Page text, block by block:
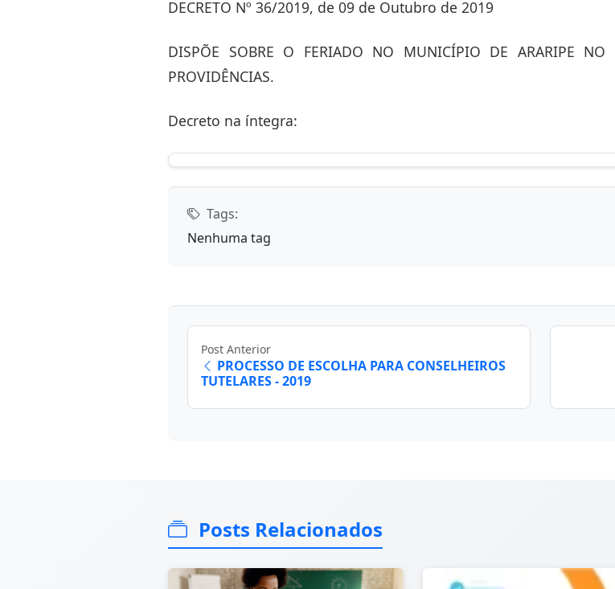
DECRETO Nº 36/2019, de 09 de Outubro de 2019
DISPÕE SOBRE O FERIADO NO MUNICÍPIO DE ARARIPE
PROVIDÊNCIAS.
Decreto na íntegra:
Tags:
Nenhuma tag
Post Anterior
PROCESSO DE ESCOLHA PARA CONSELHEIROS
TUTELARES - 2019
Posts Relacionados